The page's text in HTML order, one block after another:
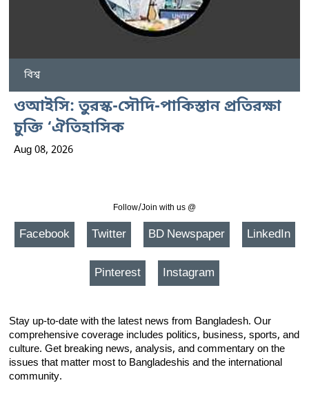
বিশ্ব
ওআইসি: তুরস্ক-সৌদি-পাকিস্তান প্রতিরক্ষা
চুক্তি ‘ঐতিহাসিক
Aug 08, 2026
Follow/Join with us @
Facebook Twitter BD Newspaper LinkedIn
Pinterest Instagram
Stay up-to-date with the latest news from Bangladesh. Our
comprehensive coverage includes politics, business, sports, and
culture. Get breaking news, analysis, and commentary on the
issues that matter most to Bangladeshis and the international
community.